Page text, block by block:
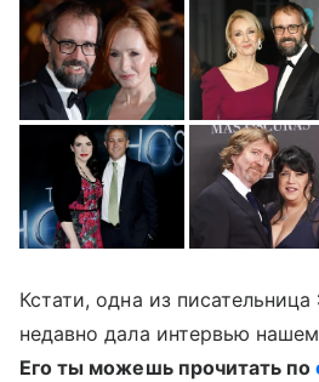
Кстати, одна из
недавно дала интервью
Его ты можешь прочитать по